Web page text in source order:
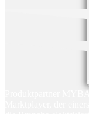
Produktpartner